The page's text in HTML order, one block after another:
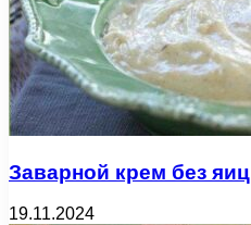
Заварной крем без яиц
19.11.2024